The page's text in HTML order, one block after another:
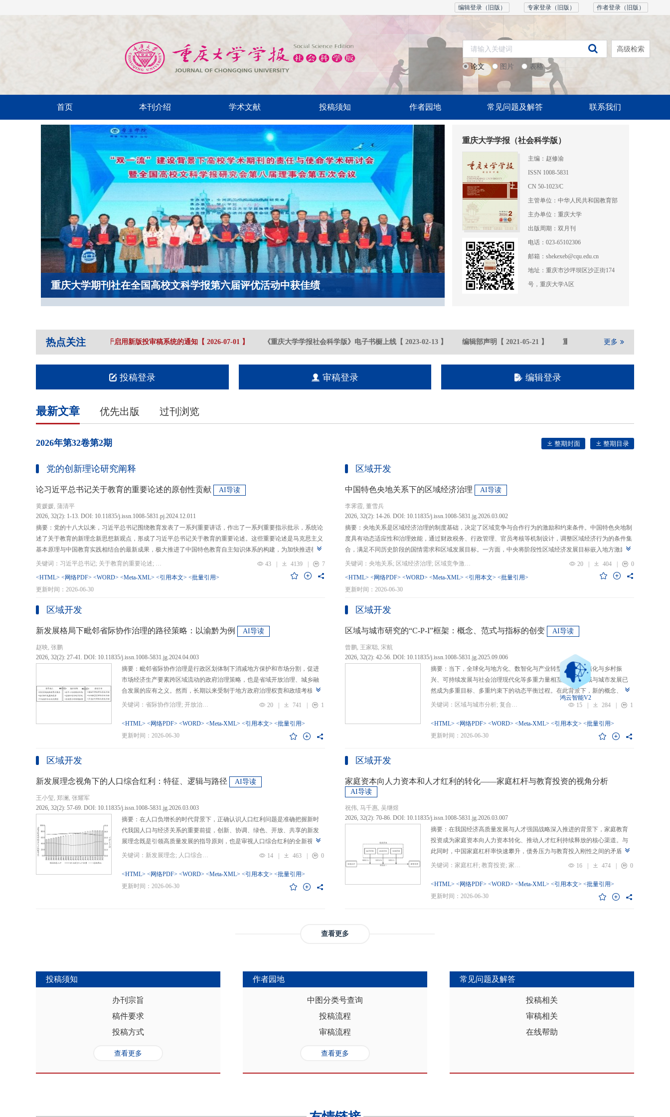
作者登录（旧版）
专家登录（旧版）
编辑登录（旧版）
论文 图片 表格
高级检索
首页 本刊介绍 学术文献 投稿须知 作者园地 常见问题及解答 联系我们
重庆大学期刊社在全国高校文科学报第六届评优活动中获佳绩
重庆大学学报（社会科学版）
主编：赵修渝
ISSN 1008-5831
CN 50-1023/C
主管单位：中华人民共和国教育部
主办单位：重庆大学
出版周期：双月刊
电话：023-65102306
邮箱：shekexeb@cqu.edu.cn
地址：重庆市沙坪坝区沙正街174
号，重庆大学A区
热点关注
庆大学学报（社会科学版）》关于启用新版投审稿系统的通知【 2026-07-01】 《重庆大学学报社会科学版》电子书橱上线【 2023-02-13】 编辑部声明【 2021-05-21】 重庆大学期刊社在全国高校文科学
更多
投稿登录 审稿登录 编辑登录
最新文章 优先出版 过刊浏览
2026年第32卷第2期 整期封面 整期目录
党的创新理论研究阐释
论习近平总书记关于教育的重要论述的原创性贡献 AI导读
黄媛媛, 蒲清平
2026, 32(2): 1-13. DOI: 10.11835/j.issn.1008-5831.pj.2024.12.011
摘要：党的十八大以来，习近平总书记围绕教育发表了一系列重要讲话，作出了一系列重要指示批示，系统论
述了关于教育的新理念新思想新观点，形成了习近平总书记关于教育的重要论述。这些重要论述是马克思主义
基本原理与中国教育实践相结合的最新成果，极大推进了中国特色教育自主知识体系的构建，为加快推进教育
现代化、建设教育强国提供了强大思想武器和行动指南，作出了重大原创性贡献。这些原创性贡献主要体现
在：第一，从价值论角度明确了教育在党和国家事业发展全局中的战略定位，从政治价值、经济价值、文化价
值、社会价值、创新价值等五个方面创新性回答了新时代“为什么办教育”的战略问题；第二，从认识论角度赋
予了新时代教育发展的多重内涵，深刻揭示其根本性质、根本保证、根本任务、时代使命、最终目的，创新性
回答了新时代“办什么样的教育”的根本问题；第三，从方法论角度立足基本国情遵循教育规律，提出了深化教
育改革创新的总体思路和战略部署，涵盖教育地位的确立、教育道路的选择、教育动力的激发、教育路径的规
划以及教育主体的培育，创新性回答了新时代“怎么办教育”的实践问题。
关键词：习近平总书记; 关于教育的重要论述; 教育强国; 《论教育》; 教育新质生产力; 教育人工智能 43 | 4139 |
7
<HTML> <网络PDF> <WORD> <Meta-XML> <引用本文> <批量引用>
更新时间：2026-06-30
区域开发
中国特色央地关系下的区域经济治理 AI导读
李霁霞, 董雪兵
2026, 32(2): 14-26. DOI: 10.11835/j.issn.1008-5831.jg.2026.03.002
摘要：央地关系是区域经济治理的制度基础，决定了区域竞争与合作行为的激励和约束条件。中国特色央地制
度具有动态适应性和治理效能，通过财政税务、行政管理、官员考核等机制设计，调整区域经济行为的条件集
合，满足不同历史阶段的国情需求和区域发展目标。一方面，中央将阶段性区域经济发展目标嵌入地方激励机
制，引导区域竞争策略转变，包括竞争标的从“为增长而竞争”转向“为发展而竞争”，支出行为从“重建设、轻民
生”转向“基本公共服务均等化”，发展模式从“地方保护”转向“发挥比较优势”，以区域竞争激励和竞争策略优化
提升区域经济治理效率。另一方面，中央通过对口支援、一体化合作、主体功能区建设等制度安排，在保留区
域竞争激励的同时，降低区域合作成本，提高区域合作收益，形成优势互补、规模效益最大化、外部性内部化
等跨区域合作模式，实现国家治理和区域治理效率的统一。在区域经济格局深刻变革与国内发展目标转型升级
的背景下，区域经济治理面临新形势与新挑战。未来区域经济治理研究应聚焦数字时代区域协调发展、因地制
宜发展新质生产力、构建全国统一大市场等重大现实问题，从新治理主体、新发展目标、新治理工具等维度深
化探索，进一步丰富和完善中国特色区域经济治理理论体系，为新时代区域协调发展与区域高质量发展提供学
理支撑。
关键词：央地关系; 区域经济治理; 区域竞争激励; 跨区域合作 20 | 404 |
0
<HTML> <网络PDF> <WORD> <Meta-XML> <引用本文> <批量引用>
更新时间：2026-06-30
区域开发
新发展格局下毗邻省际协作治理的路径策略：以渝黔为例 AI导读
赵映, 张鹏
2026, 32(2): 27-41. DOI: 10.11835/j.issn.1008-5831.jg.2024.04.003
摘要：毗邻省际协作治理是行政区划体制下消减地方保护和市场分割，促进
市场经济生产要素跨区域流动的政府治理策略，也是省域开放治理、城乡融
合发展的应有之义。然而，长期以来受制于地方政府治理权责和政绩考核的
行政区划界限，以及竞争性发展博弈中日渐固化的地方利益，毗邻省际协作
内需、畅通经济循环、建设全国统一大市场的政策导向，为毗邻省际协作治
理提供了新的机遇，借此探析其路径策略是构建新发展格局的内在要求和重
例，采用半结构化访谈法收集数据资料，探析新发展格局下毗邻省际协作治
理的路径策略。研究表明，毗邻省际协作治理是毗邻省（自治区、直辖市）
达成多向度的系统性治理行动过程。新发展格局下毗邻省际协作治理的路径
策略首先是厘清国家战略政策要求、省际协作发展需要，以及市场主体和民
众期望，凝聚利益相关主体的协作治理共识，明确毗邻省际协作治理是省域
开放治理必须积极作为的必答题。其次，统筹衔接国家战略政策与省域治理
规划，构建去中心化的组织结构总体布局，下好毗邻协作先行示范区创建、
网络协同治理的比较优势和互补功能，牵住“牛鼻子”工程，着重优化开放协作
机制和生态共保联治，促进基础设施和基本公共服务一体化，推动产业链整
关键词：省际协作治理; 开放治理; 行政区划; 统一大市场; 新发展格局 20 | 741 | 1
<HTML> <网络PDF> <WORD> <Meta-XML> <引用本文> <批量引用>
更新时间：2026-06-30
区域开发
区域与城市研究的“C-P-I”框架：概念、范式与指标的创变 AI导读
曾鹏, 王家聪, 宋航
2026, 32(2): 42-56. DOI: 10.11835/j.issn.1008-5831.jg.2025.09.006
摘要：当下，全球化与地方化、数智化与产业转型、新型城镇化与乡村振
兴、可持续发展与社会治理现代化等多重力量相互交织，区域与城市发展已
然成为多重目标、多重约束下的动态平衡过程。在此背景下，新的概念、新
的要求、新的范围不断涌现，形成了以“A视角下的B”“面向A的B”“基于A的B”
而是蕴含了新的目标要求、关系规范或作用范围，代表了对区域与城市复杂
问题的新认知。然而，目前学术界对于这类复杂概念的综合评价研究相对滞
概念内涵关键方面，也缺乏系统检验。对此，文章提出区域与城市研究的“C-
重一致性，即确保概念界定与测量操作的逻辑统一。其次，在指标体系科学
构建上，采用多维交叉原则，深入交叉单元层面进行刻画；层级分解原则，
建立从目的层到场景层、要素层、观测层、指标层和说明层的系统结构；应
然实然一体原则，实现理论理想与现实测量的统一。最后，在具体指标可信
选择上，强调完备性，全面覆盖概念内涵；强调复合性，体现概念的交叉交
架不仅提供了评价复杂概念的工具，更蕴含促进复杂概念发现与再生产的机
制，能够推动区域分析从传统的、相对静态的、单一维度的模式，向更加动
关键词：区域与城市分析; 复合概念; “C-P-I”框架; 指标体系 15 | 284 | 1
<HTML> <网络PDF> <WORD> <Meta-XML> <引用本文> <批量引用>
更新时间：2026-06-30
区域开发
新发展理念视角下的人口综合红利：特征、逻辑与路径 AI导读
王小玺, 郑澜, 张耀军
2026, 32(2): 57-69. DOI: 10.11835/j.issn.1008-5831.jg.2026.03.003
摘要：在人口负增长的时代背景下，正确认识人口红利问题是准确把握新时
代我国人口与经济关系的重要前提，创新、协调、绿色、开放、共享的新发
展理念既是引领高质量发展的指导原则，也是审视人口综合红利的全新视
角。从内涵特征看，新时代的人口综合红利理论是在发展基础、核心理念和
位和发展进程，以人口数量、结构、素质、分布等人口条件为基础，以新发
展理念为导向，通过政策措施的适应性调整从而培育、巩固和收获人口优
中，既要立足当下人口负增长的现实，充分挖掘和利用现有人口条件，也要
放眼未来人口发展趋势，积极挖掘、培育人口结构优化红利、人口素质提升
红利和人口合理分布红利，以相关政策制度的调整完善为路径，引导人口发
展符合创新、协调、绿色、开放、共享的理念需求，积极回应人口发展的趋
势性特征和高质量发展的目标任务，通过进一步完善生育养老政策、推进教
育强国建设、优化城镇格局体系，以人口与经济高质量发展支撑中国式现代
关键词：新发展理念; 人口综合红利; 高质量发展; 人口政策; 中国式现代化 14 | 463 | 0
<HTML> <网络PDF> <WORD> <Meta-XML> <引用本文> <批量引用>
更新时间：2026-06-30
区域开发
家庭资本向人力资本和人才红利的转化——家庭杠杆与教育投资的视角分析
AI导读
祝伟, 马千惠, 吴继煜
2026, 32(2): 70-86. DOI: 10.11835/j.issn.1008-5831.jg.2026.03.007
摘要：在我国经济高质量发展与人才强国战略深入推进的背景下，家庭教育
投资成为家庭资本向人力资本转化、推动人才红利持续释放的核心渠道。与
此同时，中国家庭杠杆率快速攀升，债务压力与教育投入刚性之间的矛盾日
益凸显，二者的互动关系直接关系到人力资本积累效率、教育公平与家庭金
育投资的作用机制，且普遍忽视家庭经济、社会、文化资本的综合调节效应
与多维度异质性特征。基于此，文章利用2017年和2019年中国家庭金融调查
弱，表明资本充裕家庭可依靠自有资源满足教育需求，降低对债务融资的依
赖。第三，异质性分析结果显示，债务多元化水平较低、主要依赖内源融资
以及城镇的家庭在杠杆上升时更倾向于增加更多的教育投资。第四，进一步
讨论后发现，家庭杠杆与教育投资之间存在倒“U”型的非线性关系，当家庭财
务压力较轻时，杠杆上升会促使家庭增加教育投入，但财务负担过重时则导
致教育支出削减，说明适度杠杆可缓解流动性约束并支撑教育投入，而过度
关键词：家庭杠杆; 教育投资; 家庭资本; 家庭债务结构; CHFS 16 | 474 | 0
<HTML> <网络PDF> <WORD> <Meta-XML> <引用本文> <批量引用>
更新时间：2026-06-30
查看更多
投稿须知
办刊宗旨
稿件要求
投稿方式
查看更多
作者园地
中图分类号查询
投稿流程
审稿流程
查看更多
常见问题及解答
投稿相关
审稿相关
在线帮助
鸿云智能V2